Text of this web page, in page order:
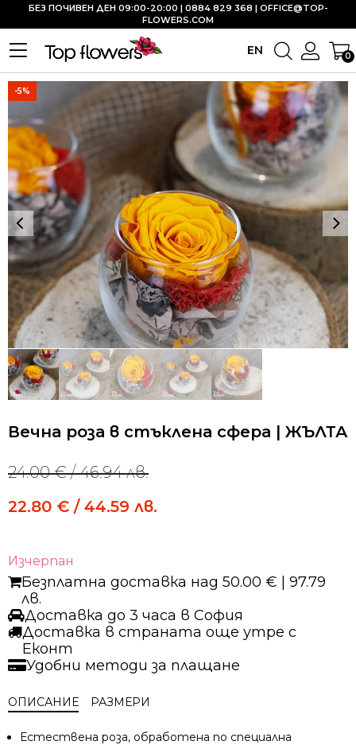
EN 0
БЕЗ ПОЧИВЕН ДЕН 09:00-20:00 | 0884 829 368 | OFFICE@TOP-
FLOWERS.COM
-5%
Вечна роза в стъклена сфера | ЖЪЛТА
Original
was:
46.94 лв..
24.00€/ 46.94 лв.
Current
is:
46.94 лв..
22.80 € / 44.59 лв.
Изчерпан
Безплатна доставка над 50.00 € | 97.79
лв.
Доставка до 3 часа в София
Доставка в страната още утре с
Еконт
Удобни методи за плащане
ОПИСАНИЕ РАЗМЕРИ
Естествена роза, обработена по специална